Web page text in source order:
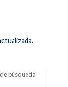
búsqueda